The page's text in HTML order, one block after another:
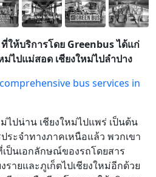
ให้บริการโดย Greenbus ได้แก่
ม่ไปแม่สอด เชียงใหม่ไปลำปาง
bus services in
ม่ไปน่าน เชียงใหม่ไปแพร่ เป็นต้น
ระจำทางภาคเหนือแล้ว พวกเขา
เป็นเอกลักษณ์ของรถโดยสาร
รายและภูเก็ตไปเชียงใหม่อีกด้วย